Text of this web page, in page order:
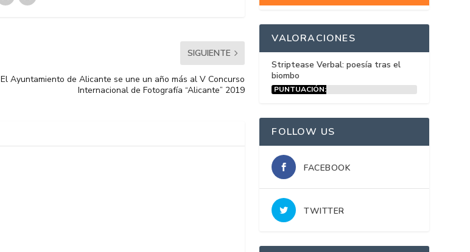
SIGUIENTE
El Ayuntamiento de Alicante se une un año más al V Concurso
Internacional de Fotografía “Alicante” 2019
VALORACIONES
Striptease Verbal: poesía tras el
biombo
PUNTUACIÓN:
FOLLOW US
FACEBOOK
TWITTER